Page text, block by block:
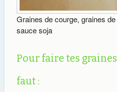
Graines de courge, graines
sauce soja
Pour faire tes
faut :